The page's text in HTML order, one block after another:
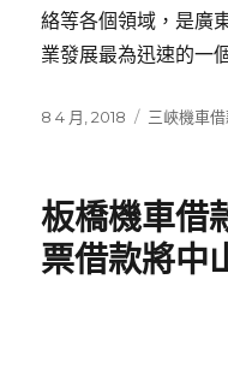
絡等各個領域，是廣
業發展最為迅速的一
發
8 4 月, 2018
分
三峽機車
板橋機車借
票借款將中